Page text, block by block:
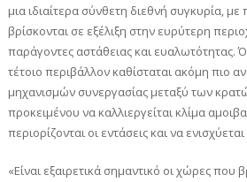
μια ιδιαίτερα σύνθετη διεθνή συγκυρία,
βρίσκονται σε εξέλιξη στην ευρύτερη
παράγοντες αστάθειας και ευαλωτότητας.
τέτοιο περιβάλλον καθίσταται ακόμη πιο
μηχανισμών συνεργασίας μεταξύ των
προκειμένου να καλλιεργείται κλίμα
περιορίζονται οι εντάσεις και να
«Είναι εξαιρετικά σημαντικό οι χώρες που